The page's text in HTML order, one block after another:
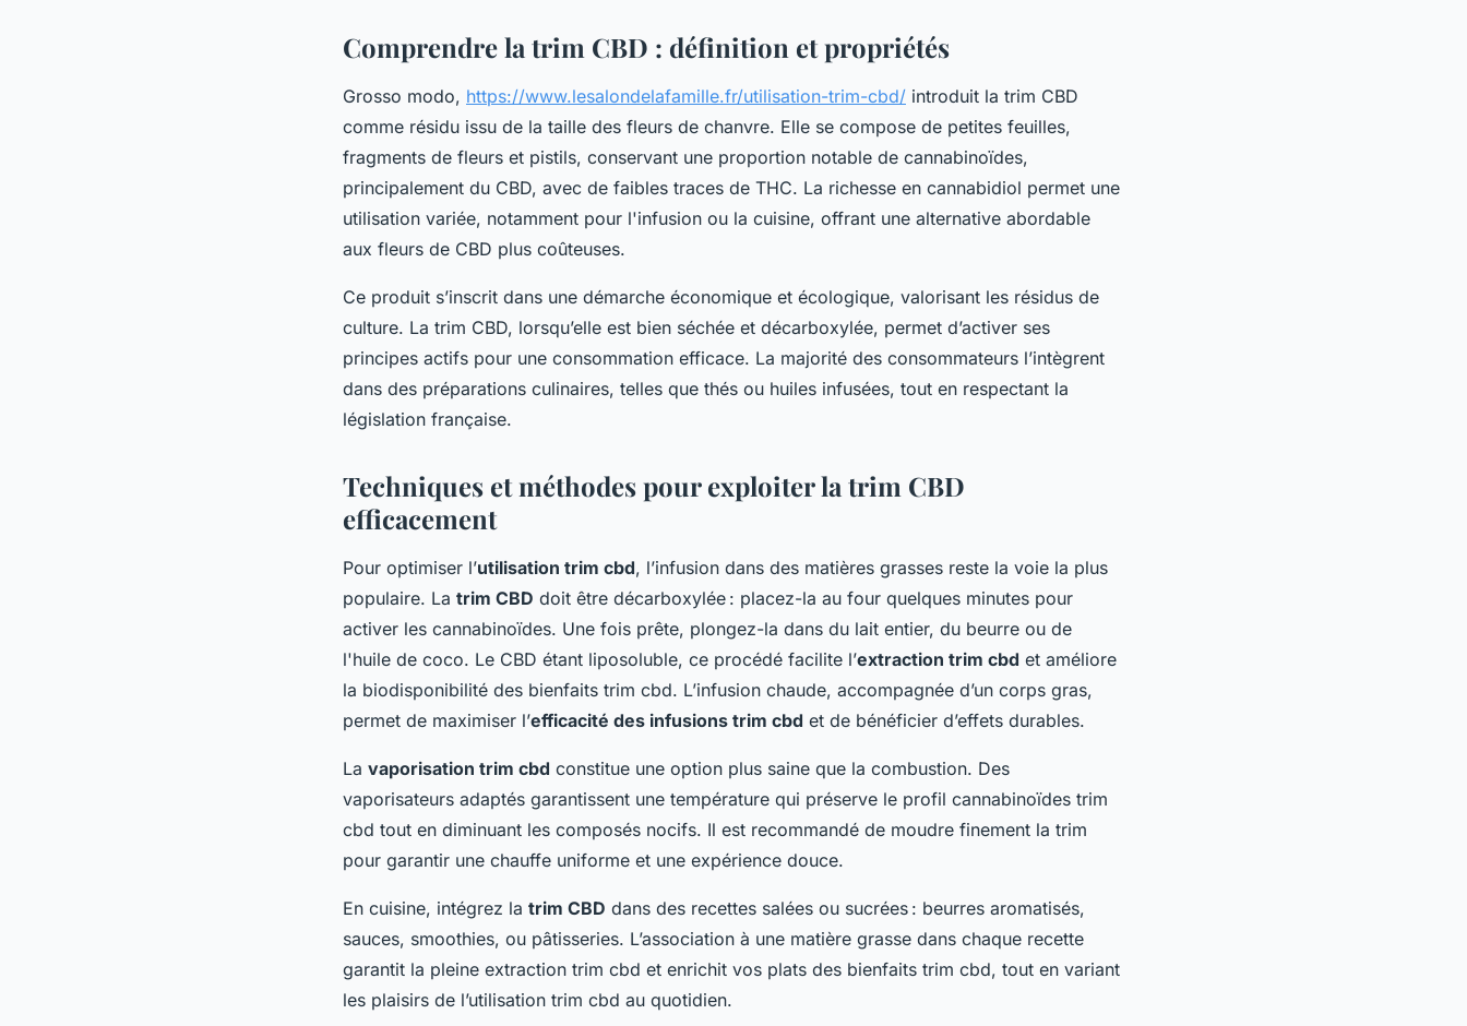
Comprendre la trim CBD : définition et propriétés
Grosso modo, https://www.lesalondelafamille.fr/utilisation-trim-cbd/ introduit la trim CBD
comme résidu issu de la taille des fleurs de chanvre. Elle se compose de petites feuilles,
fragments de fleurs et pistils, conservant une proportion notable de cannabinoïdes,
principalement du CBD, avec de faibles traces de THC. La richesse en cannabidiol permet une
utilisation variée, notamment pour l'infusion ou la cuisine, offrant une alternative abordable
aux fleurs de CBD plus coûteuses.
Ce produit s’inscrit dans une démarche économique et écologique, valorisant les résidus de
culture. La trim CBD, lorsqu’elle est bien séchée et décarboxylée, permet d’activer ses
principes actifs pour une consommation efficace. La majorité des consommateurs l’intègrent
dans des préparations culinaires, telles que thés ou huiles infusées, tout en respectant la
législation française.
Techniques et méthodes pour exploiter la trim CBD
efficacement
Pour optimiser l’utilisation trim cbd, l’infusion dans des matières grasses reste la voie la plus
populaire. La trim CBD doit être décarboxylée : placez-la au four quelques minutes pour
activer les cannabinoïdes. Une fois prête, plongez-la dans du lait entier, du beurre ou de
l'huile de coco. Le CBD étant liposoluble, ce procédé facilite l’extraction trim cbd et améliore
la biodisponibilité des bienfaits trim cbd. L’infusion chaude, accompagnée d’un corps gras,
permet de maximiser l’efficacité des infusions trim cbd et de bénéficier d’effets durables.
La vaporisation trim cbd constitue une option plus saine que la combustion. Des
vaporisateurs adaptés garantissent une température qui préserve le profil cannabinoïdes trim
cbd tout en diminuant les composés nocifs. Il est recommandé de moudre finement la trim
pour garantir une chauffe uniforme et une expérience douce.
En cuisine, intégrez la trim CBD dans des recettes salées ou sucrées : beurres aromatisés,
sauces, smoothies, ou pâtisseries. L’association à une matière grasse dans chaque recette
garantit la pleine extraction trim cbd et enrichit vos plats des bienfaits trim cbd, tout en variant
les plaisirs de l’utilisation trim cbd au quotidien.